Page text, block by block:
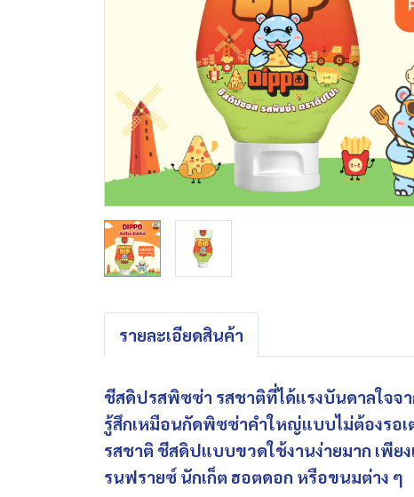
รายละเอียดสินค้า
ชีสดิปรสพิซซ่า รสชาติที่ได้แรงบันดาลใจจ
รู้สึกเหมือนกัดพิซซ่าคำใหญ่แบบไม่ต้องรอเ
รสชาติ ชีสดิปแบบขวดใช้งานง่ายมาก เพีย
รนฟรายซ์ นักเก็ต ฮอตดอก หรือขนมต่าง ๆ